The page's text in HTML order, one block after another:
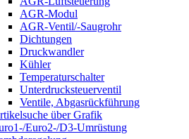
AGR-Modul
AGR-Ventil/-Saugrohr
Dichtungen
Druckwandler
Kühler
Temperaturschalter
Unterdrucksteuerventil
Ventile, Abgasrückführung
über Grafik
Euro2-/D3-Umrüstung